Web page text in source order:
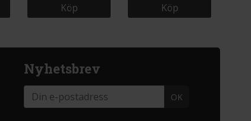
Köp Köp
Nyhetsbrev
OK